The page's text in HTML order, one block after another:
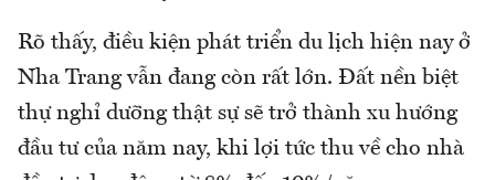
Rõ thấy, điều kiện phát triển du lịch hiện nay ở
Nha Trang vẫn đang còn rất lớn. Đất nền biệt
thự nghỉ dưỡng thật sự sẽ trở thành xu hướng
đầu tư của năm nay, khi lợi tức thu về cho nhà